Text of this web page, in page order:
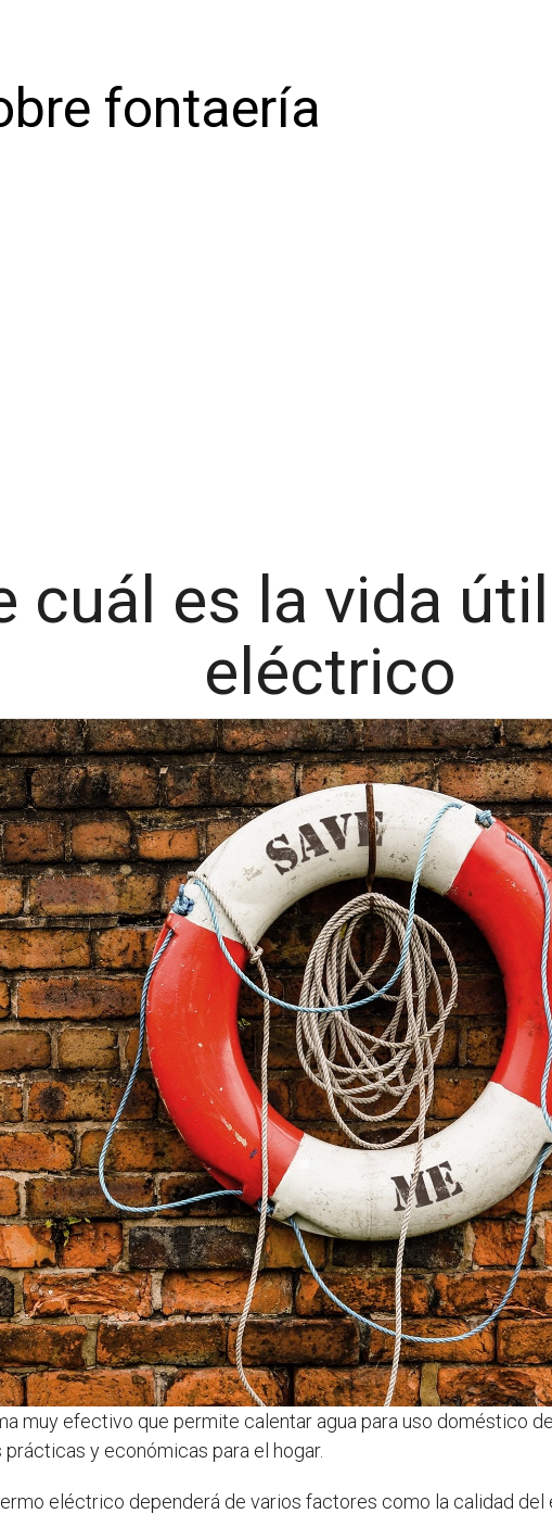
fontaería
cuál es la vida
eléctrico
muy efectivo que permite calentar agua para uso doméstico
y económicas para el hogar.
eléctrico dependerá de varios factores como la calidad